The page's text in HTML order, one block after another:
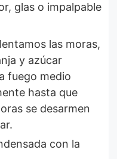
glas o impalpable
y azúcar
fuego medio
hasta que
se desarmen